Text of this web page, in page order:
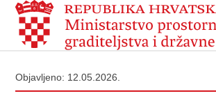
Objavljeno: 12.05.2026.